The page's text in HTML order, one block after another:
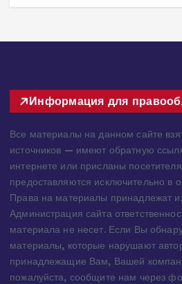
Информация для
Все материалы на данном сайте
источников — имеют обратную
интернете или присланы
предоставляются исключительно в
Права на материалы принадлежат
Администрация сайта
материала не несет. Если Вы
материалы, которые нарушают